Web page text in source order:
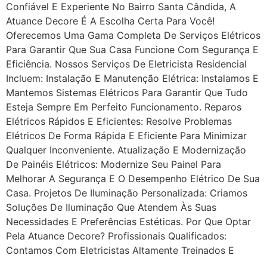
Confiável E Experiente No Bairro Santa Cândida, A
Atuance Decore É A Escolha Certa Para Você!
Oferecemos Uma Gama Completa De Serviços Elétricos
Para Garantir Que Sua Casa Funcione Com Segurança E
Eficiência. Nossos Serviços De Eletricista Residencial
Incluem: Instalação E Manutenção Elétrica: Instalamos E
Mantemos Sistemas Elétricos Para Garantir Que Tudo
Esteja Sempre Em Perfeito Funcionamento. Reparos
Elétricos Rápidos E Eficientes: Resolve Problemas
Elétricos De Forma Rápida E Eficiente Para Minimizar
Qualquer Inconveniente. Atualização E Modernização
De Painéis Elétricos: Modernize Seu Painel Para
Melhorar A Segurança E O Desempenho Elétrico De Sua
Casa. Projetos De Iluminação Personalizada: Criamos
Soluções De Iluminação Que Atendem Às Suas
Necessidades E Preferências Estéticas. Por Que Optar
Pela Atuance Decore? Profissionais Qualificados:
Contamos Com Eletricistas Altamente Treinados E